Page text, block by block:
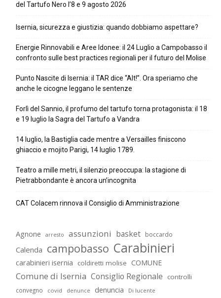
del Tartufo Nero l’8 e 9 agosto 2026
Isernia, sicurezza e giustizia: quando dobbiamo aspettare?
Energie Rinnovabili e Aree Idonee: il 24 Luglio a Campobasso il
confronto sulle best practices regionali per il futuro del Molise
Punto Nascite di Isernia: il TAR dice “Alt!”. Ora speriamo che
anche le cicogne leggano le sentenze
Forlì del Sannio, il profumo del tartufo torna protagonista: il 18
e 19 luglio la Sagra del Tartufo a Vandra
14 luglio, la Bastiglia cade mentre a Versailles finiscono
ghiaccio e mojito Parigi, 14 luglio 1789.
Teatro a mille metri, il silenzio preoccupa: la stagione di
Pietrabbondante è ancora un’incognita
CAT Colacem rinnova il Consiglio di Amministrazione
Agnone arresto assunzioni basket boccardo
Calenda campobasso Carabinieri
carabinieri isernia coldiretti molise COMUNE
Comune di Isernia Consiglio Regionale controlli
convegno covid denunce denuncia Di lucente